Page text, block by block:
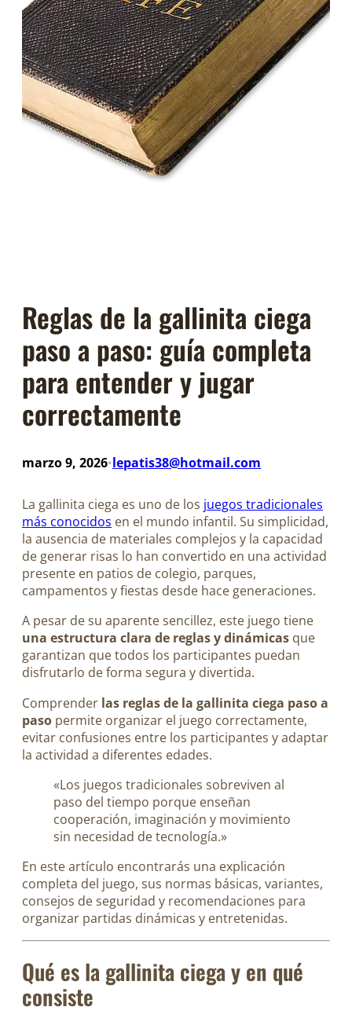
Reglas de la gallinita ciega
paso a paso: guía completa
para entender y jugar
correctamente
marzo 9, 2026•lepatis38@hotmail.com
La gallinita ciega es uno de los juegos tradicionales
más conocidos en el mundo infantil. Su simplicidad,
la ausencia de materiales complejos y la capacidad
de generar risas lo han convertido en una actividad
presente en patios de colegio, parques,
campamentos y fiestas desde hace generaciones.
A pesar de su aparente sencillez, este juego tiene
una estructura clara de reglas y dinámicas que
garantizan que todos los participantes puedan
disfrutarlo de forma segura y divertida.
Comprender las reglas de la gallinita ciega paso a
paso permite organizar el juego correctamente,
evitar confusiones entre los participantes y adaptar
la actividad a diferentes edades.
«Los juegos tradicionales sobreviven al
paso del tiempo porque enseñan
cooperación, imaginación y movimiento
sin necesidad de tecnología.»
En este artículo encontrarás una explicación
completa del juego, sus normas básicas, variantes,
consejos de seguridad y recomendaciones para
organizar partidas dinámicas y entretenidas.
Qué es la gallinita ciega y en qué
consiste